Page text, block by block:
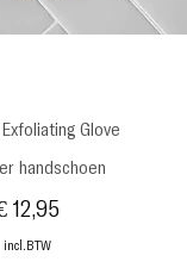
overzicht
Exfoliating Glove
handschoen
12,95
incl.BTW